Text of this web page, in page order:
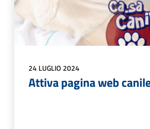
24 LUGLIO 2024
Attiva pagina web